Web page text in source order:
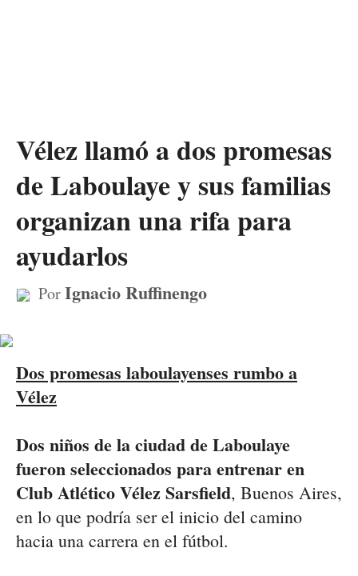
Vélez llamó a dos promesas
de Laboulaye y sus familias
organizan una rifa para
ayudarlos
PorIgnacio Ruffinengo
Dos promesas laboulayenses rumbo a
Vélez
Dos niños de la ciudad de Laboulaye
fueron seleccionados para entrenar en
Club Atlético Vélez Sarsfield, Buenos Aires,
en lo que podría ser el inicio del camino
hacia una carrera en el fútbol.